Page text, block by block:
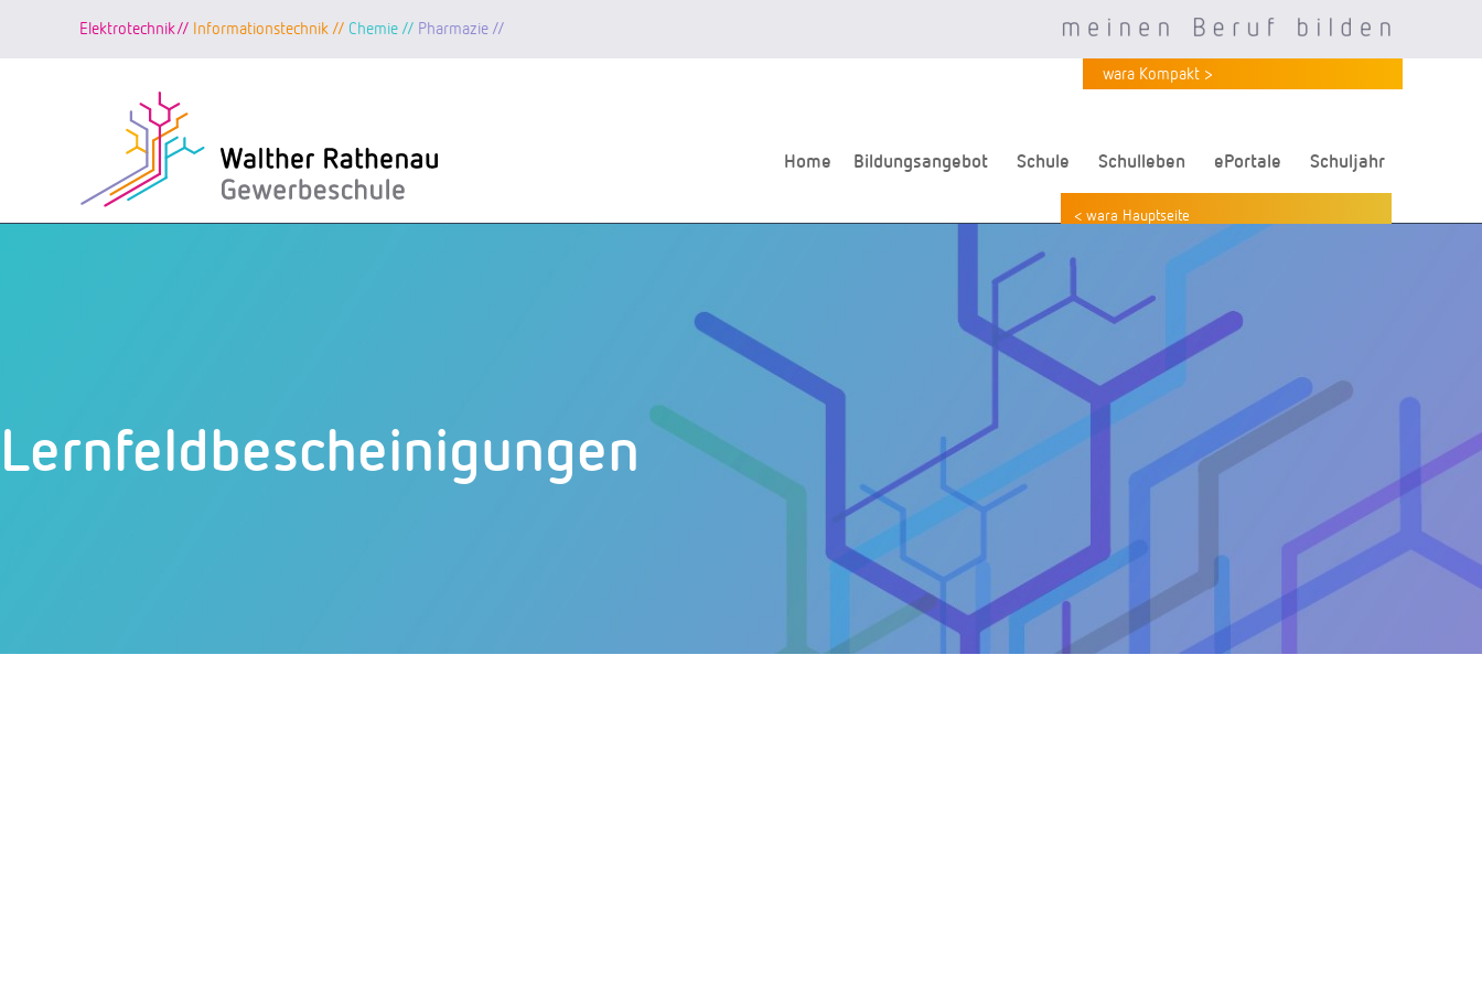
Elektrotechnik// Informationstechnik // Chemie // Pharmazie //
Home Bildungsangebot Schule Schulleben ePortale Schuljahr
wara Kompakt >
< wara Hauptseite
Lernfeldbescheinigungen